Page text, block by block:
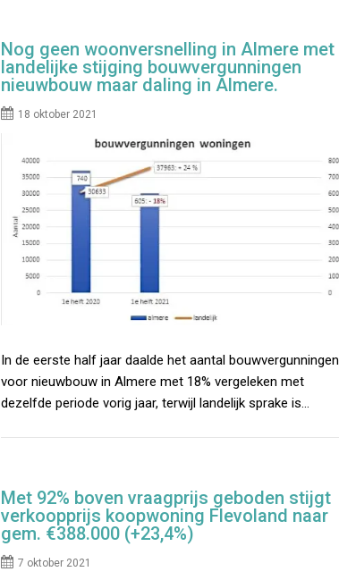
Nog geen woonversnelling in Almere met
landelijke stijging bouwvergunningen
nieuwbouw maar daling in Almere.
18 oktober 2021
In de eerste half jaar daalde het aantal bouwvergunningen
voor nieuwbouw in Almere met 18% vergeleken met
dezelfde periode vorig jaar, terwijl landelijk sprake is…
Met 92% boven vraagprijs geboden stijgt
verkoopprijs koopwoning Flevoland naar
gem. €388.000 (+23,4%)
7 oktober 2021